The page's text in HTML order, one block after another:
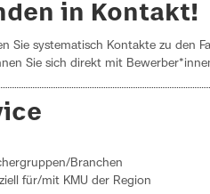
in Kontakt!
Sie systematisch Kontakte zu den
Sie sich direkt mit
Branchen
für/mit KMU der Region